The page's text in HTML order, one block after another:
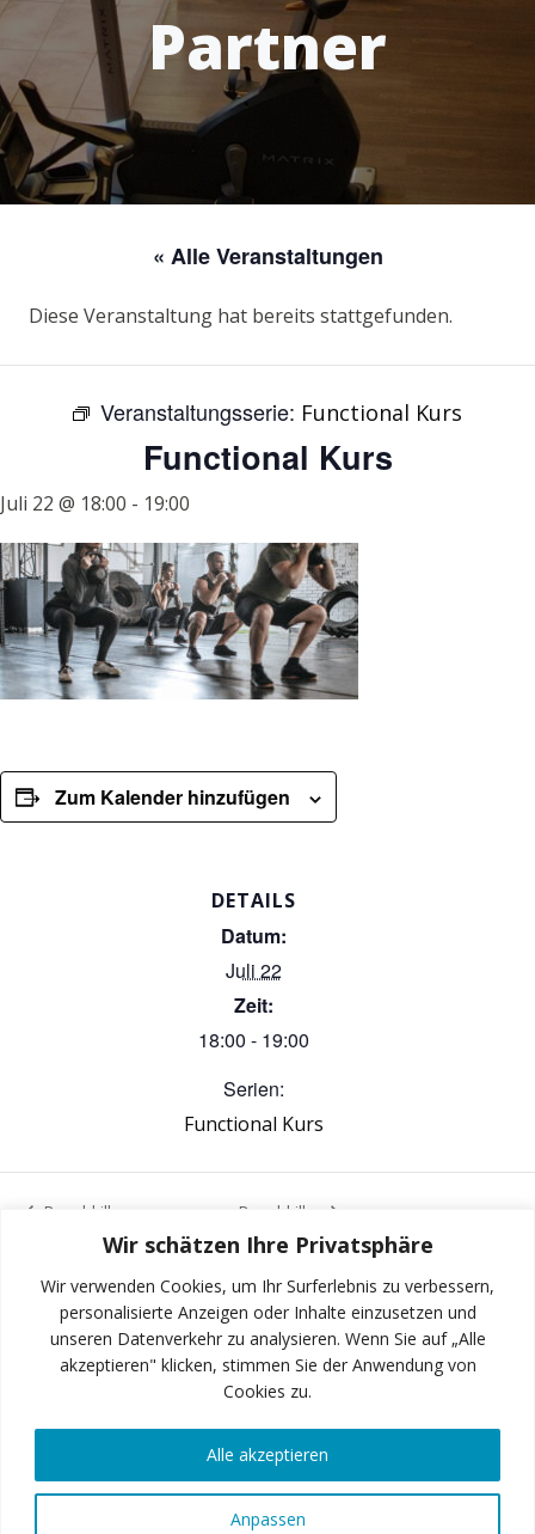
Wir schätzen Ihre Privatsphäre
Wir verwenden Cookies, um Ihr Surferlebnis zu verbessern,
personalisierte Anzeigen oder Inhalte einzusetzen und
unseren Datenverkehr zu analysieren. Wenn Sie auf „Alle
akzeptieren" klicken, stimmen Sie der Anwendung von
Cookies zu.
Anpassen
Alle akzeptieren
Partner
« Alle Veranstaltungen
Diese Veranstaltung hat bereits stattgefunden.
Veranstaltungsserie: Functional Kurs
Functional Kurs
Juli 22 @ 18:00 - 19:00
Zum Kalender hinzufügen
DETAILS
Datum:
Juli 22
Zeit:
18:00 - 19:00
Serien:
Functional Kurs
Bauchkiller Bauchkiller
INSTAGRAM
FACEBOOK